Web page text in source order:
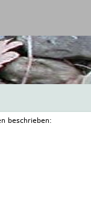
beschrieben: